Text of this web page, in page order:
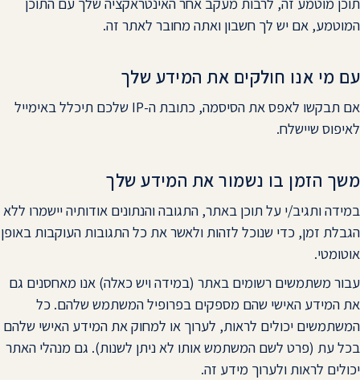
המוטמע, אם יש לך חשבון ואתה מחובר לאתר זה.
עם מי אנו חולקים את המידע שלך
אם תבקשו לאפס את הסיסמה, כתובת ה-IP שלכם תיכלל באימייל
לאיפוס שיישלח.
משך הזמן בו נשמור את המידע שלך
במידה ותגיב/י על תוכן באתר, התגובה והנתונים אודותיה יישמרו ללא
הגבלת זמן, כדי שנוכל לזהות ולאשר את כל התגובות העוקבות באופן
אוטומטי.
עבור משתמשים רשומים באתר (במידה ויש כאלה) אנו מאחסנים גם
את המידע האישי שהם מספקים בפרופיל המשתמש שלהם. כל
המשתמשים יכולים לראות, לערוך או למחוק את המידע האישי שלהם
בכל עת (פרט לשם המשתמש אותו לא ניתן לשנות). גם מנהלי האתר
יכולים לראות ולערוך מידע זה.